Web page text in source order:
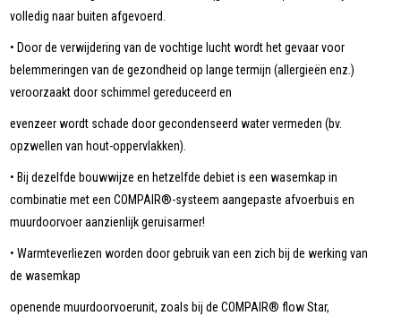
volledig naar buiten afgevoerd.
• Door de verwijdering van de vochtige lucht wordt het gevaar voor
belemmeringen van de gezondheid op lange termijn (allergieën enz.)
veroorzaakt door schimmel gereduceerd en
evenzeer wordt schade door gecondenseerd water vermeden (bv.
opzwellen van hout-oppervlakken).
• Bij dezelfde bouwwijze en hetzelfde debiet is een wasemkap in
combinatie met een COMPAIR®-systeem aangepaste afvoerbuis en
muurdoorvoer aanzienlijk geruisarmer!
• Warmteverliezen worden door gebruik van een zich bij de werking van
de wasemkap
openende muurdoorvoerunit, zoals bij de COMPAIR® flow Star,